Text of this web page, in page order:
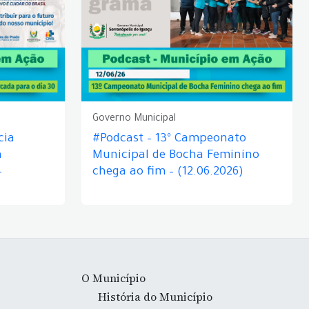
Governo Municipal
#Podcast – 13º Campeonato
Municipal de Bocha Feminino
chega ao fim – (12.06.2026)
O Município
História do Município